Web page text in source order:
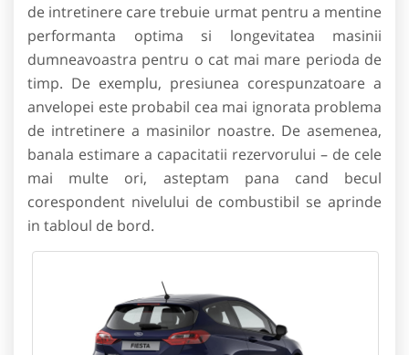
de intretinere care trebuie urmat pentru a mentine
performanta optima si longevitatea masinii
dumneavoastra pentru o cat mai mare perioda de
timp. De exemplu, presiunea corespunzatoare a
anvelopei este probabil cea mai ignorata problema
de intretinere a masinilor noastre. De asemenea,
banala estimare a capacitatii rezervorului – de cele
mai multe ori, asteptam pana cand becul
corespondent nivelului de combustibil se aprinde
in tabloul de bord.